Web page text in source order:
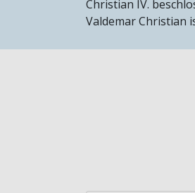
Christian IV.
Valdemar Christian